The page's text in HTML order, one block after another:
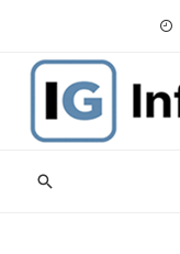
content